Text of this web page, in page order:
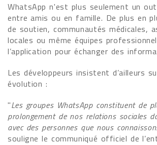
WhatsApp n'est plus seulement un
entre amis ou en famille. De plus en
de soutien, communautés médicales,
locales ou même équipes
l’application pour échanger des
Les développeurs insistent d’ailleurs
évolution :
"Les groupes WhatsApp constituent de
prolongement de nos relations sociales
avec des personnes que nous
souligne le communiqué officiel de